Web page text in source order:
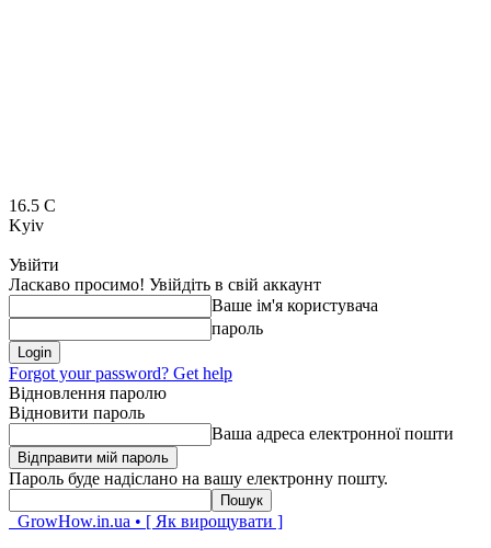
16.5 C
Kyiv
Увійти
Ласкаво просимо! Увійдіть в свій аккаунт
Ваше ім'я користувача
пароль
Forgot your password? Get help
Відновлення паролю
Відновити пароль
Ваша адреса електронної пошти
Пароль буде надіслано на вашу електронну пошту.
GrowHow.in.ua • [ Як вирощувати ]